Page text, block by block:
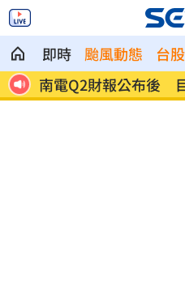
即時 颱風動態 台
特
南電Q2財報公布後